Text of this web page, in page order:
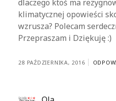
dlaczego ktoś ma
klimatycznej opowieści
wzrusza? Polecam
Przepraszam i Dziękuję :)
28 PAŹDZIERNIKA, 2016